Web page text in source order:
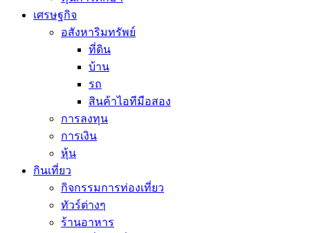
เศรษฐกิจ
อสังหาริมทรัพย์
ที่ดิน
บ้าน
รถ
สินค้าไอทีมือสอง
การลงทุน
การเงิน
หุ้น
กินเที่ยว
กิจกรรมการท่องเที่ยว
ทัวร์ต่างๆ
ร้านอาหาร